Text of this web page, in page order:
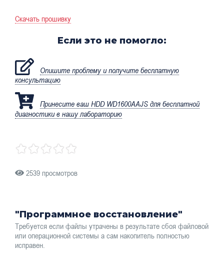
Скачать прошивку
Если это не помогло:
Опишите проблему и получите бесплатную
консультацию
Принесите ваш HDD WD1600AAJS для бесплатной
диагностики в нашу лабораторию
2539 просмотров
"Программное восстановление"
Требуется если файлы утрачены в результате сбоя файловой
или операционной системы а сам накопитель полностью
исправен.